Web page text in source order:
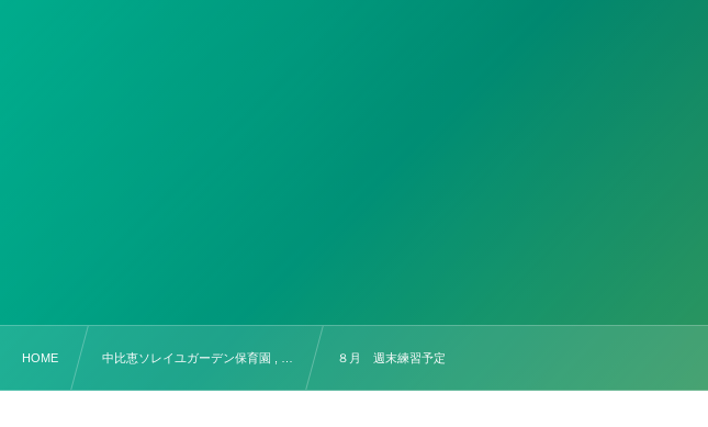
HOME 中比恵ソレイユガーデン保育園 , … ８月 週末練習予定